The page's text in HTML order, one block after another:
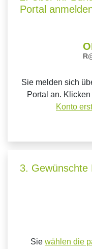
Portal
Sie melden sich
Portal an.
Konto
3. Gewünschte
Sie wählen die